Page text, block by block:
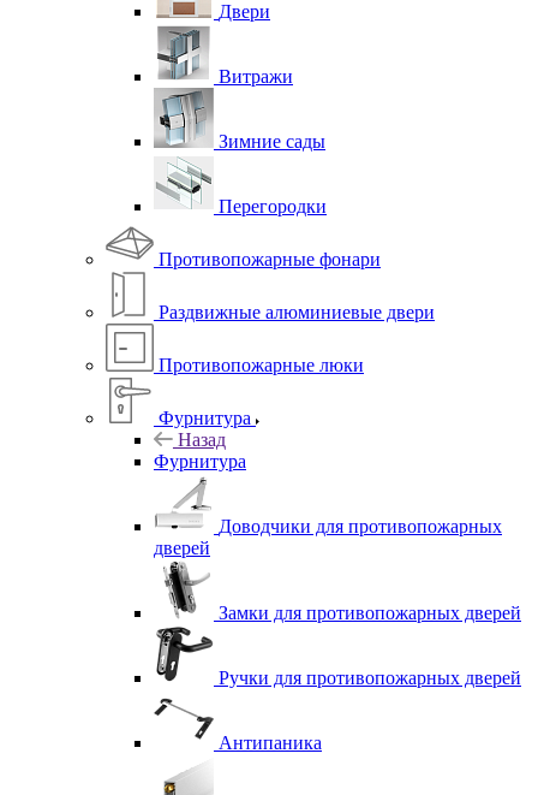
Двери
Витражи
Зимние сады
Перегородки
Противопожарные фонари
Раздвижные алюминиевые двери
Противопожарные люки
Фурнитура
Назад
Фурнитура
Доводчики для противопожарных
дверей
Замки для противопожарных дверей
Ручки для противопожарных дверей
Антипаника